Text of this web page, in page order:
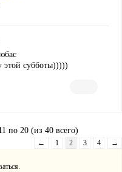
этой субботы)))))
по 20 (из 40 всего)
← 1 2 3 4 →